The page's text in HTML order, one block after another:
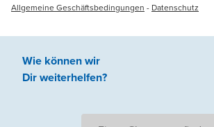
Allgemeine Geschäftsbedingungen - Datenschutz
Wie können wir
Dir weiterhelfen?